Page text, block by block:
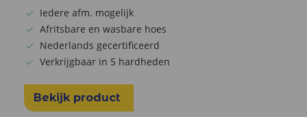
Iedere afm. mogelijk
Afritsbare en wasbare hoes
Nederlands gecertificeerd
Verkrijgbaar in 5 hardheden
Bekijk product